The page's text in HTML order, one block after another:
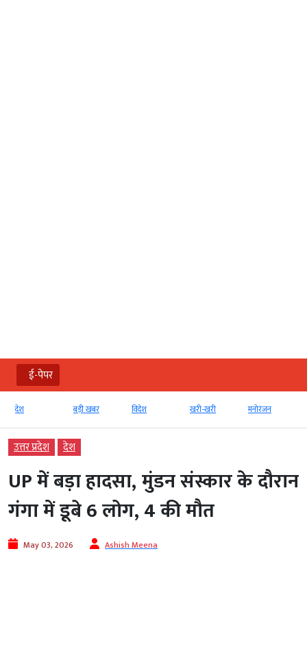
ई-पेपर
देश बड़ी खबर विदेश खरी-खरी मनोरंजन
उत्तर प्रदेश देश
UP में बड़ा हादसा, मुंडन संस्कार के दौरान
गंगा में डूबे 6 लोग, 4 की मौत
May 03, 2026 Ashish Meena